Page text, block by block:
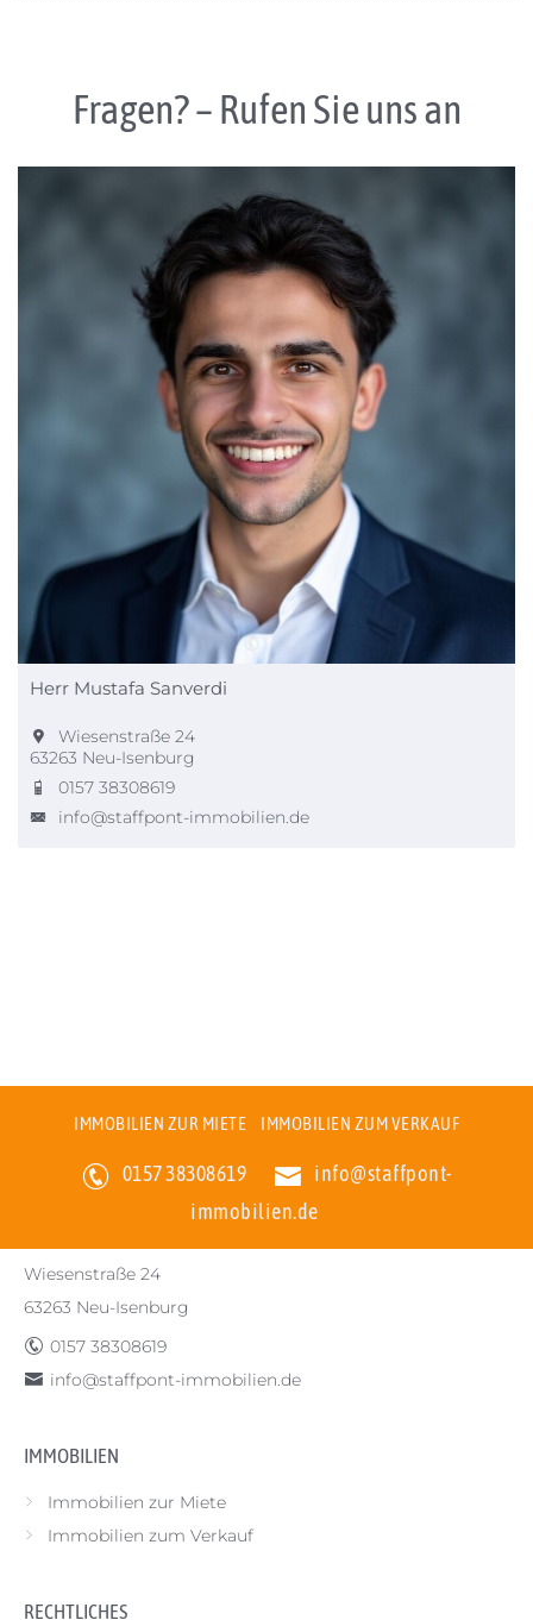
Fragen? – Rufen Sie uns an
Herr Mustafa Sanverdi
Wiesenstraße 24
63263 Neu-Isenburg
0157 38308619
info@staffpont-immobilien.de
IMMOBILIEN ZUR MIETE IMMOBILIEN ZUM VERKAUF
0157 38308619
info@staffpont-
immobilien.de
Wiesenstraße 24
63263 Neu-Isenburg
0157 38308619
info@staffpont-immobilien.de
IMMOBILIEN
Immobilien zur Miete
Immobilien zum Verkauf
RECHTLICHES